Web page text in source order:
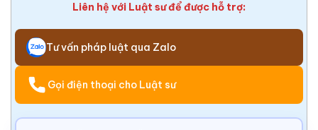
Liên hệ với Luật sư để được hỗ trợ:
Tư vấn pháp luật qua Zalo
Gọi điện thoại cho Luật sư